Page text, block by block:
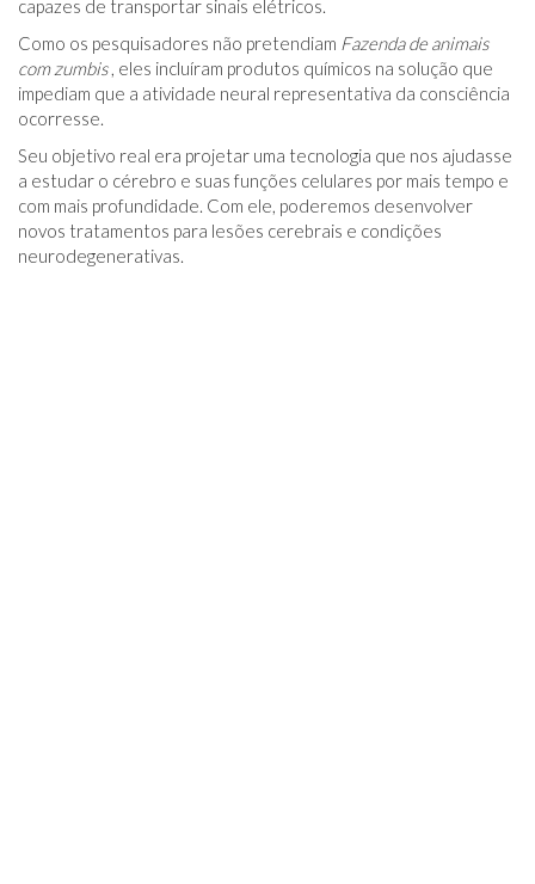
capazes de transportar sinais elétricos.
Como os pesquisadores não pretendiam Fazenda de animais
com zumbis, eles incluíram produtos químicos na solução que
impediam que a atividade neural representativa da consciência
ocorresse.
Seu objetivo real era projetar uma tecnologia que nos ajudasse
a estudar o cérebro e suas funções celulares por mais tempo e
com mais profundidade. Com ele, poderemos desenvolver
novos tratamentos para lesões cerebrais e condições
neurodegenerativas.